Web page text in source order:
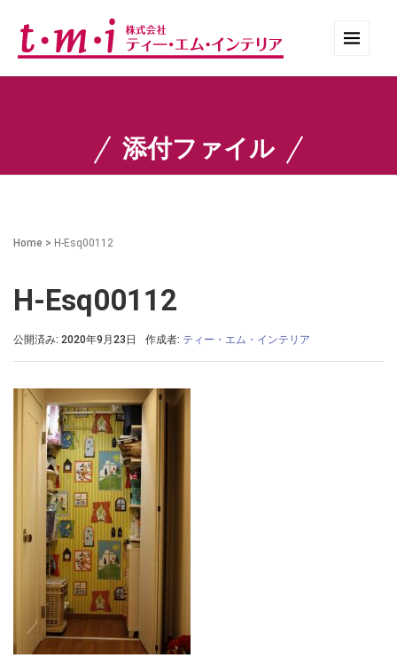
添付ファイル
Home > H-Esq00112
H-Esq00112
公開済み: 2020年9月23日 作成者: ティー・エム・インテリア